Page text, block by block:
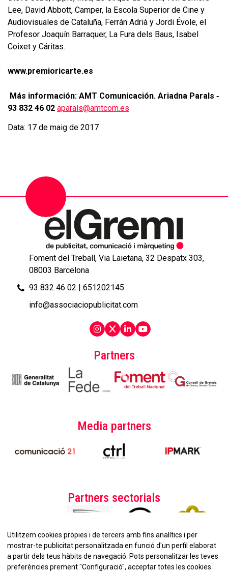
Lee, David Abbott, Camper, la Escola Superior de Cine y
Audiovisuales de Cataluña, Ferrán Adrià y Jordi Évole, el
Profesor Joaquín Barraquer, La Fura dels Baus, Isabel
Coixet y Cáritas.
www.premioricarte.es
Más información: AMT Comunicación. Ariadna Parals ‐
93 832 46 02 aparals@amtcom.es
Data: 17 de maig de 2017
Partners
Media partners
Partners sectorials
Foment del Treball, Via Laietana, 32 Despatx 303,
08003 Barcelona
93 832 46 02 | 651202145
info@associaciopublicitat.com
Utilitzem cookies pròpies i de tercers amb fins analítics i per
mostrar-te publicitat personalitzada en funció d'un perfil elaborat
a partir dels teus hàbits de navegació. Pots personalitzar les teves
preferències prement "Configuració", acceptar totes les cookies